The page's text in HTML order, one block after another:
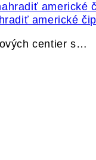
americké
centier s…